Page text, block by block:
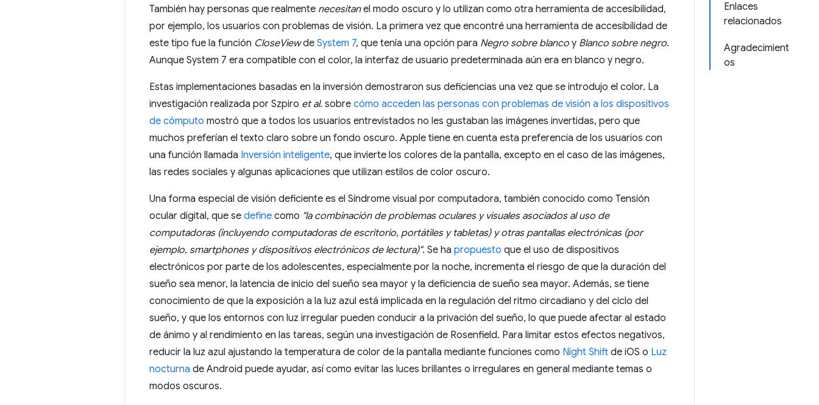
Enlaces
relacionados
Agradecimient
os
También hay personas que realmente necesitanel modo oscuro y lo utilizan como otra herramienta de accesibilidad,
por ejemplo, los usuarios con problemas de visión. La primera vez que encontré una herramienta de accesibilidad de
este tipo fue la función CloseViewde System 7, que tenía una opción para Negro sobre blanco y Blanco sobre negro.
Aunque System 7 era compatible con el color, la interfaz de usuario predeterminada aún era en blanco y negro.
Estas implementaciones basadas en la inversión demostraron sus deficiencias una vez que se introdujo el color. La
investigación realizada por Szpiro et al. sobre cómo acceden las personas con problemas de visión a los dispositivos
de cómputo mostró que a todos los usuarios entrevistados no les gustaban las imágenes invertidas, pero que
muchos preferían el texto claro sobre un fondo oscuro. Apple tiene en cuenta esta preferencia de los usuarios con
una función llamada Inversión inteligente, que invierte los colores de la pantalla, excepto en el caso de las imágenes,
las redes sociales y algunas aplicaciones que utilizan estilos de color oscuro.
Una forma especial de visión deficiente es el Síndrome visual por computadora, también conocido como Tensión
ocular digital, que se define como "la combinación de problemas oculares y visuales asociados al uso de
computadoras (incluyendo computadoras de escritorio, portátiles y tabletas) y otras pantallas electrónicas (por
ejemplo, smartphones y dispositivos electrónicos de lectura)". Se ha propuesto que el uso de dispositivos
electrónicos por parte de los adolescentes, especialmente por la noche, incrementa el riesgo de que la duración del
sueño sea menor, la latencia de inicio del sueño sea mayor y la deficiencia de sueño sea mayor. Además, se tiene
conocimiento de que la exposición a la luz azul está implicada en la regulación del ritmo circadiano y del ciclo del
sueño, y que los entornos con luz irregular pueden conducir a la privación del sueño, lo que puede afectar al estado
de ánimo y al rendimiento en las tareas, según una investigación de Rosenfield. Para limitar estos efectos negativos,
reducir la luz azul ajustando la temperatura de color de la pantalla mediante funciones como Night Shift de iOS o Luz
nocturna de Android puede ayudar, así como evitar las luces brillantes o irregulares en general mediante temas o
modos oscuros.